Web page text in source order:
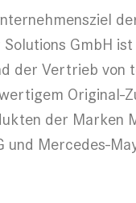
Solutions GmbH
der Vertrieb von
Original-
der Marken
und Mercedes-